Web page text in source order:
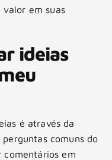
valor em suas
ideias
é através da
comuns do
comentários em